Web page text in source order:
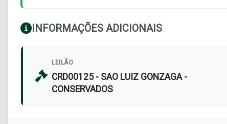
INFORMAÇÕES ADICIONAIS
LEILÃO
CRD00125 - SAO LUIZ GONZAGA -
CONSERVADOS